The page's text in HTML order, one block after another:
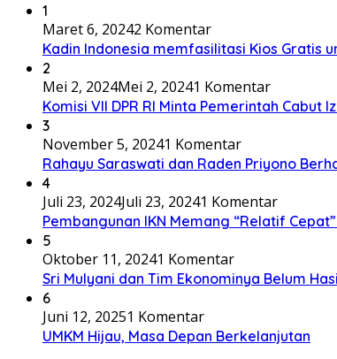
1
Maret 6, 20242 Komentar
Kadin Indonesia memfasilitasi Kios Gratis
2
Mei 2, 2024Mei 2, 20241 Komentar
Komisi VII DPR RI Minta Pemerintah Cabut
3
November 5, 20241 Komentar
Rahayu Saraswati dan Raden Priyono
4
Juli 23, 2024Juli 23, 20241 Komentar
Pembangunan IKN Memang “Relatif
5
Oktober 11, 20241 Komentar
Sri Mulyani dan Tim Ekonominya Belum
6
Juni 12, 20251 Komentar
UMKM Hijau, Masa Depan Berkelanjutan